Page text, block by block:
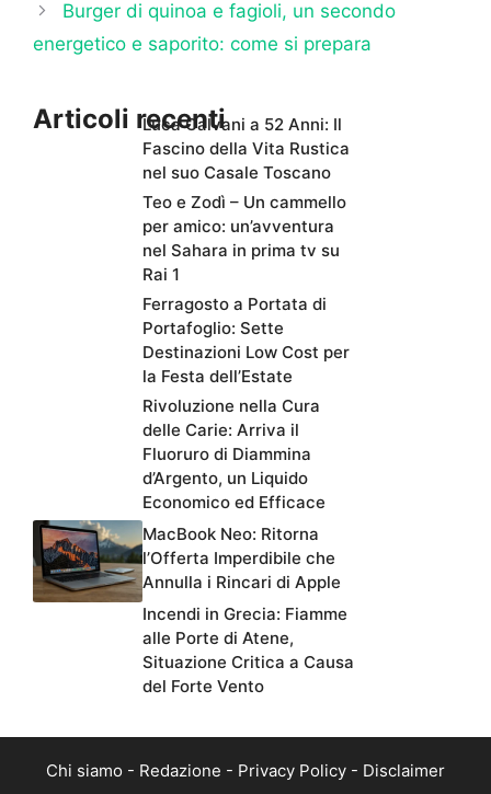
Burger di quinoa e fagioli, un secondo
energetico e saporito: come si prepara
Articoli recentiLuca Calvani a 52 Anni: Il
Fascino della Vita Rustica
nel suo Casale Toscano
Teo e Zodì – Un cammello
per amico: un’avventura
nel Sahara in prima tv su
Rai 1
Ferragosto a Portata di
Portafoglio: Sette
Destinazioni Low Cost per
la Festa dell’Estate
Rivoluzione nella Cura
delle Carie: Arriva il
Fluoruro di Diammina
d’Argento, un Liquido
Economico ed Efficace
MacBook Neo: Ritorna
l’Offerta Imperdibile che
Annulla i Rincari di Apple
Incendi in Grecia: Fiamme
alle Porte di Atene,
Situazione Critica a Causa
del Forte Vento
Chi siamo - Redazione - Privacy Policy - Disclaimer